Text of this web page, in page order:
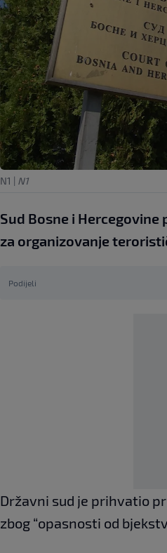
N1 | N1
Sud Bosne i
za organizovanje
Podijeli
Državni sud je prihvatio
zbog “opasnosti od